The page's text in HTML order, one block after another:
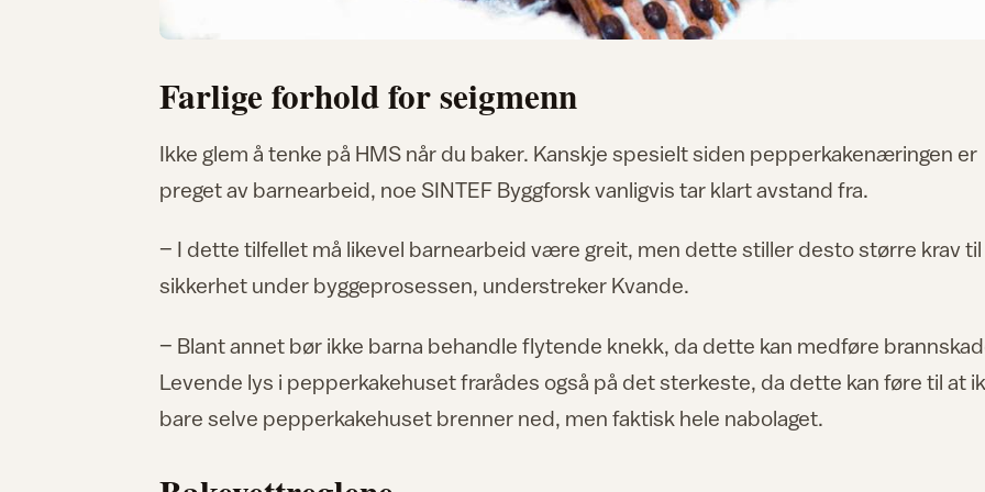
Farlige forhold for seigmenn
Ikke glem å tenke på HMS når du baker. Kanskje spesielt siden pepperkakenæringen er
preget av barnearbeid, noe SINTEF Byggforsk vanligvis tar klart avstand fra.
– I dette tilfellet må likevel barnearbeid være greit, men dette stiller desto større krav til
sikkerhet under byggeprosessen, understreker Kvande.
– Blant annet bør ikke barna behandle flytende knekk, da dette kan medføre
Levende lys i pepperkakehuset frarådes også på det sterkeste, da dette kan føre til at
bare selve pepperkakehuset brenner ned, men faktisk hele nabolaget.